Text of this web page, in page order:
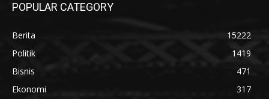
POPULAR CATEGORY
Berita
15222
Politik
1419
Bisnis
471
Ekonomi
317